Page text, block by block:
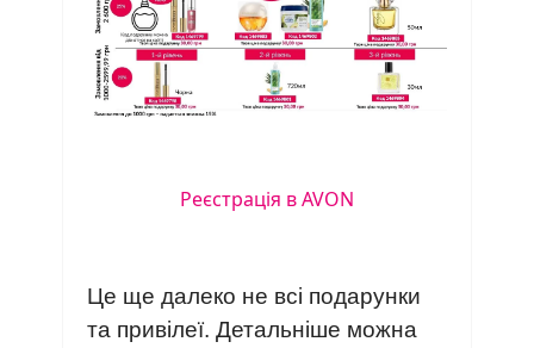
Реєстрація в AVON
Це ще далеко не всі подарунки
та привілеї. Детальніше можна